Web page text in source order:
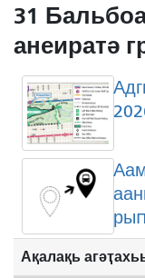
31
анеиратә
Ақалақь